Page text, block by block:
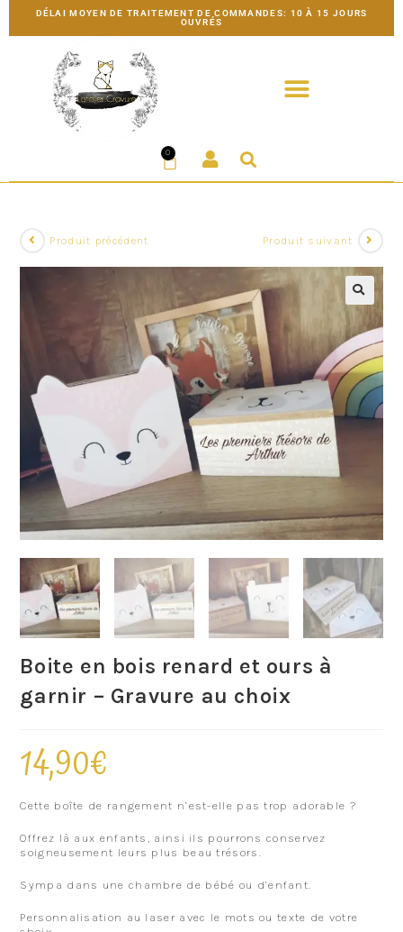
DÉLAI MOYEN DE TRAITEMENT DE COMMANDES: 10 À 15 JOURS
OUVRÉS
0
Produit précédent Produit suivant
Boite en bois renard et ours à
garnir – Gravure au choix
14,90€
Cette boîte de rangement n’est-elle pas trop adorable ?
Offrez là aux enfants, ainsi ils pourrons conservez
soigneusement leurs plus beau trésors.
Sympa dans une chambre de bébé ou d’enfant.
Personnalisation au laser avec le mots ou texte de votre